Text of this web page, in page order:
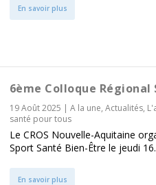
En savoir plus
6ème Colloque
19 Août 2025 | A la une, Actualités,
santé pour tous
Le CROS Nouvelle-Aquitaine
Sport Santé Bien-Être le jeudi
En savoir plus